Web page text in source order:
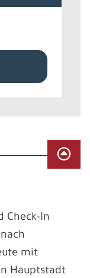
Check-In
mit
Hauptstadt